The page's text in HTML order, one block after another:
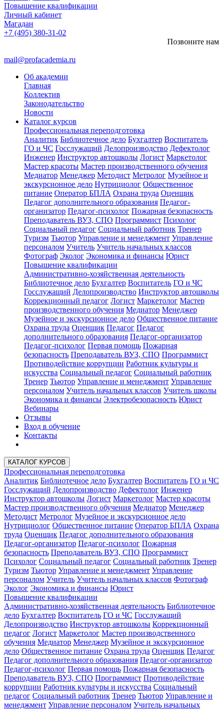
Повышение квалификации
Личный кабинет
Магадан
+7 (495) 380-31-02
Позвоните нам
mail@profacademia.ru
Об академии
Главная
Коллектив
Законодательство
Новости
Каталог курсов
Профессиональная переподготовка
Аналитик Библиотечное дело Бухгалтер Воспитатель
ГО и ЧС Госслужащий Делопроизводство Дефектолог
Инженер Инструктор автошколы Логист Маркетолог
Мастер красоты Мастер производственного обучения
Медиатор Менеджер Методист Метролог Музейное и
экскурсионное дело Нутрициолог Общественное
питание Оператор БПЛА Охрана труда Оценщик
Педагог дополнительного образования Педагог-
организатор Педагог-психолог Пожарная безопасность
Преподаватель ВУЗ, СПО Программист Психолог
Социальный педагог Социальный работник Тренер
Туризм Тьютор Управление и менеджмент Управление
персоналом Учитель Учитель начальных классов
Фотограф Эколог Экономика и финансы Юрист
Повышение квалификации
Административно-хозяйственная деятельность
Библиотечное дело Бухгалтер Воспитатель ГО и ЧС
Госслужащий Делопроизводство Инструктор автошколы
Коррекционный педагог Логист Маркетолог Мастер
производственного обучения Медиатор Менеджер
Музейное и экскурсионное дело Общественное питание
Охрана труда Оценщик Педагог Педагог
дополнительного образования Педагог-организатор
Педагог-психолог Первая помощь Пожарная
безопасность Преподаватель ВУЗ, СПО Программист
Противодействие коррупции Работник культуры и
искусства Социальный педагог Социальный работник
Тренер Тьютор Управление и менеджмент Управление
персоналом Учитель начальных классов Учитель школы
Экономика и финансы Электробезопасность Юрист
Вебинары
Отзывы
Вход в обучение
Контакты
КАТАЛОГ КУРСОВ
Профессиональная переподготовка
Аналитик Библиотечное дело Бухгалтер Воспитатель ГО и ЧС
Госслужащий Делопроизводство Дефектолог Инженер
Инструктор автошколы Логист Маркетолог Мастер красоты
Мастер производственного обучения Медиатор Менеджер
Методист Метролог Музейное и экскурсионное дело
Нутрициолог Общественное питание Оператор БПЛА Охрана
труда Оценщик Педагог дополнительного образования
Педагог-организатор Педагог-психолог Пожарная
безопасность Преподаватель ВУЗ, СПО Программист
Психолог Социальный педагог Социальный работник Тренер
Туризм Тьютор Управление и менеджмент Управление
персоналом Учитель Учитель начальных классов Фотограф
Эколог Экономика и финансы Юрист
Повышение квалификации
Административно-хозяйственная деятельность Библиотечное
дело Бухгалтер Воспитатель ГО и ЧС Госслужащий
Делопроизводство Инструктор автошколы Коррекционный
педагог Логист Маркетолог Мастер производственного
обучения Медиатор Менеджер Музейное и экскурсионное
дело Общественное питание Охрана труда Оценщик Педагог
Педагог дополнительного образования Педагог-организатор
Педагог-психолог Первая помощь Пожарная безопасность
Преподаватель ВУЗ, СПО Программист Противодействие
коррупции Работник культуры и искусства Социальный
педагог Социальный работник Тренер Тьютор Управление и
менеджмент Управление персоналом Учитель начальных